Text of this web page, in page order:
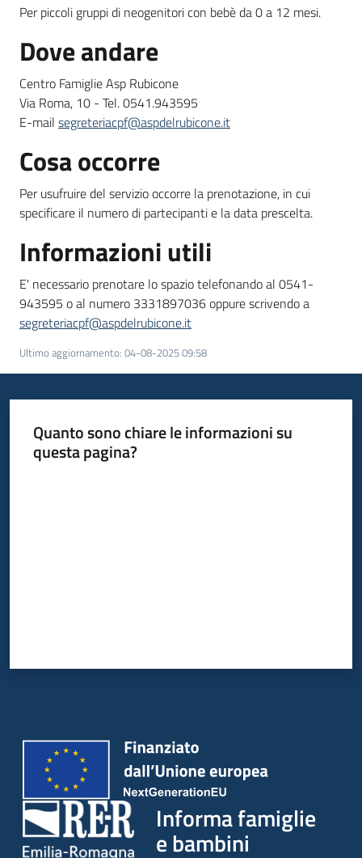
Per piccoli gruppi di neogenitori con bebè da 0 a 12 mesi.
Dove andare
Centro Famiglie Asp Rubicone
Via Roma, 10 - Tel. 0541.943595
E-mail segreteriacpf@aspdelrubicone.it
Cosa occorre
Per usufruire del servizio occorre la prenotazione, in cui
specificare il numero di partecipanti e la data prescelta.
Informazioni utili
E' necessario prenotare lo spazio telefonando al 0541-
943595 o al numero 3331897036 oppure scrivendo a
segreteriacpf@aspdelrubicone.it
Ultimo aggiornamento: 04-08-2025 09:58
Quanto sono chiare le informazioni su
questa pagina?
Informa famiglie
e bambini